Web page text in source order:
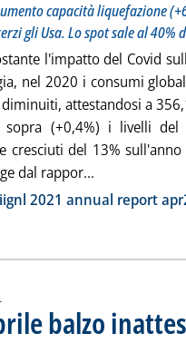
capacità liquefazione
gli Usa. Lo spot sale al 40%
l'impatto del Covid
nel 2020 i consumi
attestandosi a
sopra (+0,4%) i livelli del
cresciuti del 13%
dal rappor...
2021 annual report
balzo